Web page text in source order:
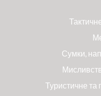
Сумки,
Туристичне та